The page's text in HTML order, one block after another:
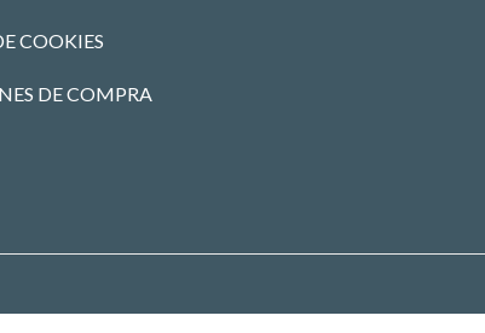
COOKIES
DE COMPRA